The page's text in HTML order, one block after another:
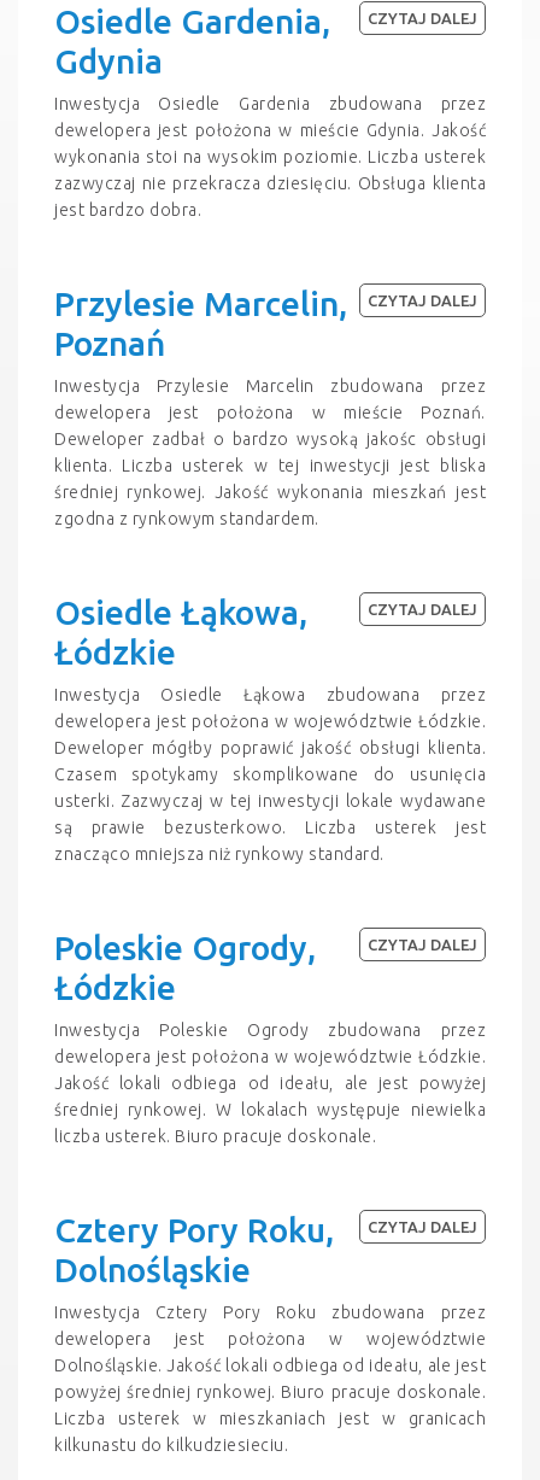
Osiedle Gardenia,
Gdynia
Inwestycja Osiedle Gardenia zbudowana przez
dewelopera jest położona w mieście Gdynia. Jakość
wykonania stoi na wysokim poziomie. Liczba usterek
zazwyczaj nie przekracza dziesięciu. Obsługa klienta
jest bardzo dobra.
CZYTAJ DALEJ
Przylesie Marcelin,
Poznań
Inwestycja Przylesie Marcelin zbudowana przez
dewelopera jest położona w mieście Poznań.
Deweloper zadbał o bardzo wysoką jakośc obsługi
klienta. Liczba usterek w tej inwestycji jest bliska
średniej rynkowej. Jakość wykonania mieszkań jest
zgodna z rynkowym standardem.
CZYTAJ DALEJ
Osiedle Łąkowa,
Łódzkie
Inwestycja Osiedle Łąkowa zbudowana przez
dewelopera jest położona w województwie Łódzkie.
Deweloper mógłby poprawić jakość obsługi klienta.
Czasem spotykamy skomplikowane do usunięcia
usterki. Zazwyczaj w tej inwestycji lokale wydawane
są prawie bezusterkowo. Liczba usterek jest
znacząco mniejsza niż rynkowy standard.
CZYTAJ DALEJ
Poleskie Ogrody,
Łódzkie
Inwestycja Poleskie Ogrody zbudowana przez
dewelopera jest położona w województwie Łódzkie.
Jakość lokali odbiega od ideału, ale jest powyżej
średniej rynkowej. W lokalach występuje niewielka
liczba usterek. Biuro pracuje doskonale.
CZYTAJ DALEJ
Cztery Pory Roku,
Dolnośląskie
Inwestycja Cztery Pory Roku zbudowana przez
dewelopera jest położona w województwie
Dolnośląskie. Jakość lokali odbiega od ideału, ale jest
powyżej średniej rynkowej. Biuro pracuje doskonale.
Liczba usterek w mieszkaniach jest w granicach
kilkunastu do kilkudziesieciu.
CZYTAJ DALEJ